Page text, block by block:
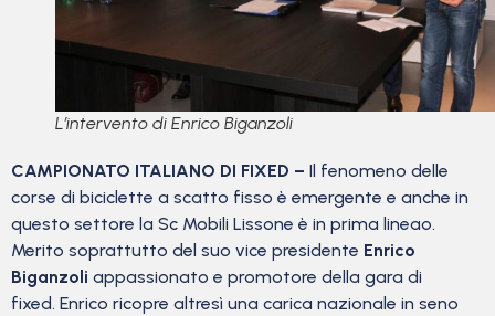
L’intervento di Enrico Biganzoli
CAMPIONATO ITALIANO DI FIXED – Il fenomeno delle
corse di biciclette a scatto fisso è emergente e anche in
questo settore la Sc Mobili Lissone è in prima lineao.
Merito soprattutto del suo vice presidente Enrico
Biganzoli appassionato e promotore della gara di
fixed. Enrico ricopre altresì una carica nazionale in seno